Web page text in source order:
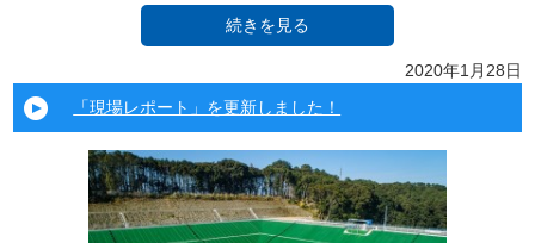
続きを見る
2020年1月28日
「現場レポート」を更新しました！